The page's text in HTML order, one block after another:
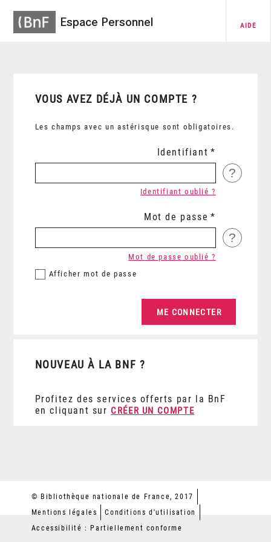
Espace Personnel AIDE
VOUS AVEZ DÉJÀ UN COMPTE ?
Les champs avec un astérisque sont obligatoires.
Identifiant
?
Identifiant oublié ?
Mot de passe
?
Afficher mot de passe
Mot de passe oublié ?
NOUVEAU À LA BNF ?
Profitez des services offerts par la BnF
en cliquant sur CRÉER UN COMPTE
© Bibliothèque nationale de France, 2017
Mentions légales
Conditions d'utilisation
Accessibilité : Partiellement conforme